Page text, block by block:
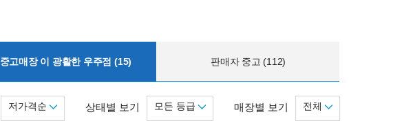
중고매장 이 광활한 우주점 (15) 판매자 중고 (112)
매장별 보기 전체
상태별 보기 모든 등급
저가격순